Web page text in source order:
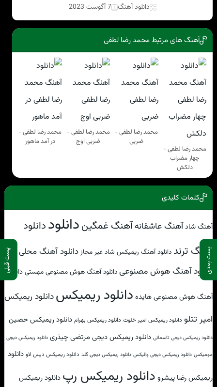
پست بعدی پست قبلی
دانلود آهنگ 7 آگوست 2023
آهنگ های مرتبط محمد رضا لطفی
محمد رضا لطفی -
چهار مضراب
دلکش
محمد رضا لطفی -
ضربی
محمد رضا لطفی -
ضربی اوج
محمد رضا لطفی -
در آمد ماهور
کلمات کلیدی
آهنگ شادآهنگ عاشقانهآهنگ غمگیندانلوددانلود
آهنگ ترند دانلود آهنگ ریمیکس شاد غیر مجاز دانلود آهنگ محلی
دانلود آهنگ هوش مصنوعیدانلود آهنگ هوش مصنوعی مهستیدانلود
آهنگ هوش مصنوعی هایده دانلود ریمیکسدانلود ریمیکس
امیر تتلو دانلود ریمیکس امیر خلوت دانلود ریمیکس بهرام دانلود ریمیکس حصین
دانلود ریمیکس دیجی تاسمانی دانلود ریمیکس دیجی مرتضی چیذری دانلود ریمیکس دیجی
مومیکس دانلود ریمیکس دیجی والیکس دانلود ریمیکس دیجی گلد دانلود ریمیکس دیس لاو دانلود
ریمیکس رضا پیشرو دانلود ریمیکس رپ دانلود ریمیکس